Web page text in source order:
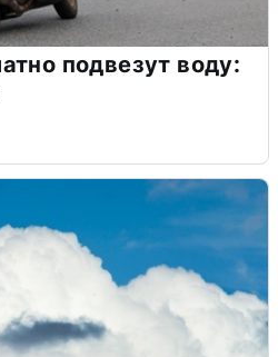
подвезут воду: